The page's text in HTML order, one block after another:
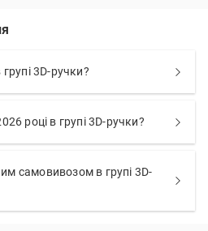
3D-ручки?
році в групі 3D-ручки?
самовивозом в групі 3D-